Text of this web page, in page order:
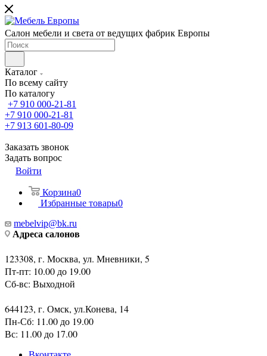
Салон мебели и света от ведущих фабрик Европы
Каталог
По всему сайту
По каталогу
+7 910 000-21-81
+7 910 000-21-81
+7 913 601-80-09
Заказать звонок
Задать вопрос
Войти
Корзина0
Избранные товары0
mebelvip@bk.ru
Адреса салонов
123308, г. Москва, ул. Мневники, 5
Пт-пт: 10.00 до 19.00
Сб-вс: Выходной
644123, г. Омск, ул.Конева, 14
Пн-Сб: 11.00 до 19.00
Вс: 11.00 до 17.00